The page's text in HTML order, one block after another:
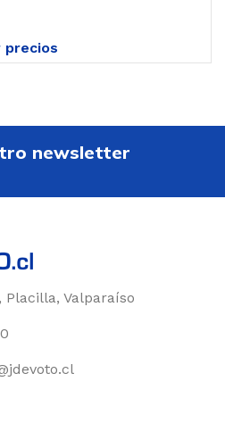
precios
newsletter
Placilla, Valparaíso